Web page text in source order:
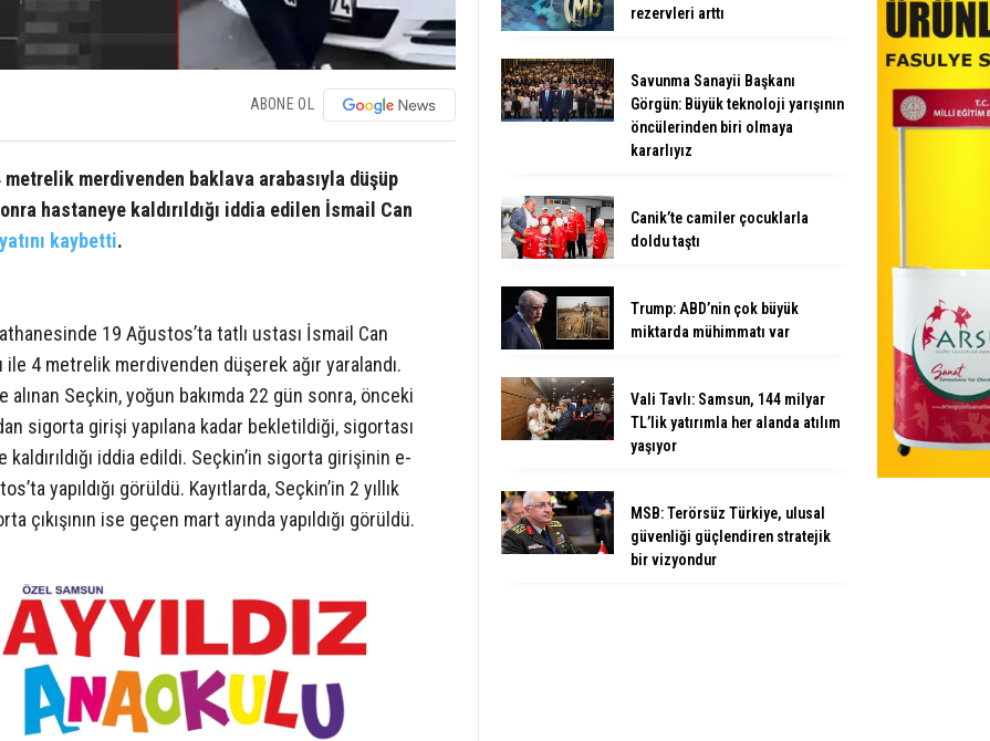
ABONE OL
merdivenden baklava arabasıyla düşüp
hastaneye kaldırıldığı iddia edilen İsmail Can
kaybetti.
19 Ağustos’ta tatlı ustası İsmail Can
4 metrelik merdivenden düşerek ağır yaralandı.
alınan Seçkin, yoğun bakımda 22 gün sonra, önceki
sigorta girişi yapılana kadar bekletildiği, sigortası
iddia edildi. Seçkin’in sigorta girişinin e-
yapıldığı görüldü. Kayıtlarda, Seçkin’in 2 yıllık
çıkışının ise geçen mart ayında yapıldığı görüldü.
rezervleri arttı
Savunma Sanayii Başkanı
Görgün: Büyük teknoloji yarışının
öncülerinden biri olmaya
kararlıyız
Canik’te camiler çocuklarla
doldu taştı
Trump: ABD’nin çok büyük
miktarda mühimmatı var
Vali Tavlı: Samsun, 144 milyar
TL’lik yatırımla her alanda atılım
yaşıyor
MSB: Terörsüz Türkiye, ulusal
güvenliği güçlendiren stratejik
bir vizyondur